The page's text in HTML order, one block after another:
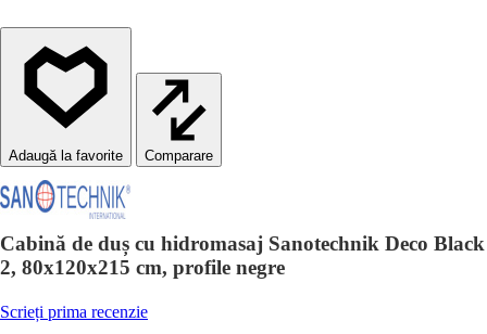
Comparare
Cabină de duș cu hidromasaj Sanotechnik Deco Black
2, 80x120x215 cm, profile negre
Scrieți prima recenzie